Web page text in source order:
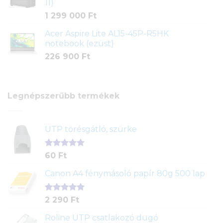
11)
1 299 000 Ft
Acer Aspire Lite AL15-45P-R5HK
notebook (ezüst)
226 900 Ft
Legnépszerűbb termékek
UTP törésgátló, szürke
Értékelés
ből,
1
értékelés
alapján
60 Ft
Canon A4 fénymásoló papír 80g 500 lap
Értékelés
ből,
2
2 290 Ft
Roline UTP csatlakozó dugó